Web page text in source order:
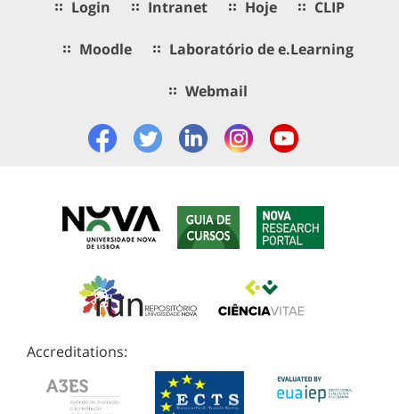
Login Intranet Hoje CLIP
Moodle Laboratório de e.Learning
Webmail
Accreditations: